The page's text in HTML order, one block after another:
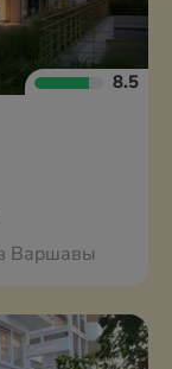
8.5
Варшавы